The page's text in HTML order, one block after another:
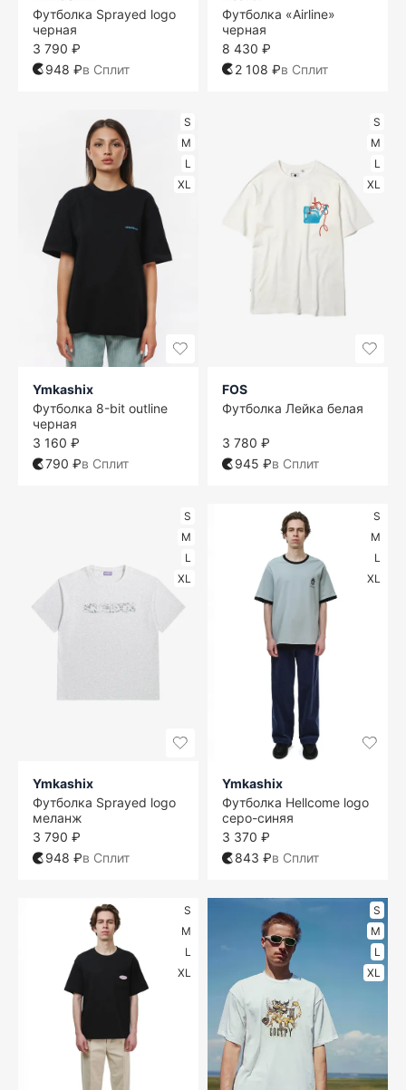
Футболка Sprayed logo
черная
3 790 ₽
948 ₽в Сплит
Футболка «Airline»
черная
8 430 ₽
2 108 ₽в Сплит
S
M
L
XL
Ymkashix
Футболка 8-bit outline
черная
3 160 ₽
790 ₽в Сплит
S
M
L
XL
FOS
Футболка Лейка белая
3 780 ₽
945 ₽в Сплит
S
M
L
XL
Ymkashix
Футболка Sprayed logo
меланж
3 790 ₽
948 ₽в Сплит
S
M
L
XL
Ymkashix
Футболка Hellcome logo
серо-синяя
3 370 ₽
843 ₽в Сплит
S
M
L
XL
S
M
L
XL